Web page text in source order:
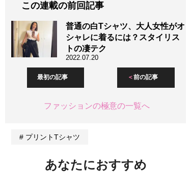
この連載の前回記事
普通の白Tシャツ、大人女性がオ
シャレに着るには？スタイリス
トの凄テク
2022.07.20
最初の記事 前の記事
ファッションの極意の一覧へ
プリントTシャツ
あなたにおすすめ